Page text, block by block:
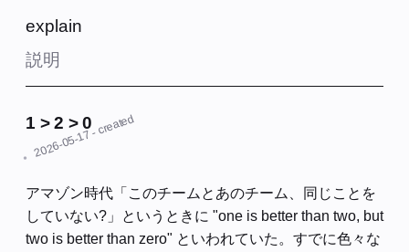
explain
説明
1 > 2 > 0
2026-05-17
- created
アマゾン時代「このチームとあのチーム、同じことを
していない?」というときに "one is better than two, but
two is better than zero" といわれていた。すでに色々な